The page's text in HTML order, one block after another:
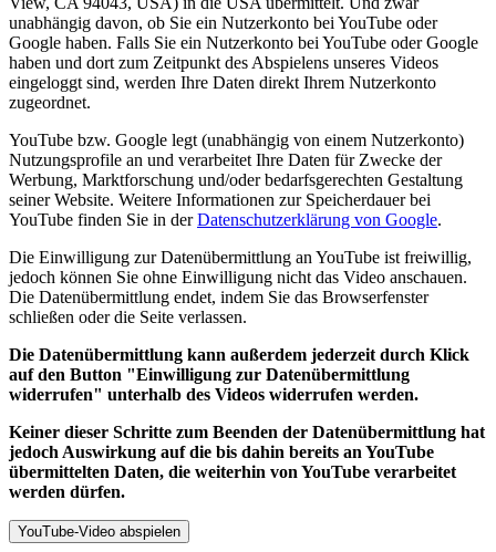
unabhängig davon, ob Sie ein Nutzerkonto bei YouTube oder
Google haben. Falls Sie ein Nutzerkonto bei YouTube oder Google
haben und dort zum Zeitpunkt des Abspielens unseres Videos
eingeloggt sind, werden Ihre Daten direkt Ihrem Nutzerkonto
zugeordnet.
YouTube bzw. Google legt (unabhängig von einem Nutzerkonto)
Nutzungsprofile an und verarbeitet Ihre Daten für Zwecke der
Werbung, Marktforschung und/oder bedarfsgerechten Gestaltung
seiner Website. Weitere Informationen zur Speicherdauer bei
YouTube finden Sie in derDatenschutzerklärung von Google.
Die Einwilligung zur Datenübermittlung an YouTube ist freiwillig,
jedoch können Sie ohne Einwilligung nicht das Video anschauen.
Die Datenübermittlung endet, indem Sie das Browserfenster
schließen oder die Seite verlassen.
Die Datenübermittlung kann außerdem jederzeit durch Klick
auf den Button "Einwilligung zur Datenübermittlung
widerrufen" unterhalb des Videos widerrufen werden.
Keiner dieser Schritte zum Beenden der Datenübermittlung hat
jedoch Auswirkung auf die bis dahin bereits an YouTube
übermittelten Daten, die weiterhin von YouTube verarbeitet
werden dürfen.
YouTube-Video abspielen